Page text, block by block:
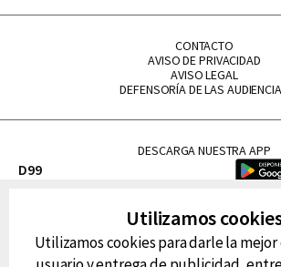
CONTACTO
AVISO DE PRIVACIDAD
AVISO LEGAL
DEFENSORÍA DE LAS
DESCARGA NUESTRA APP
D99
FM Tu
Utilizamos
Utilizamos cookies para darle la